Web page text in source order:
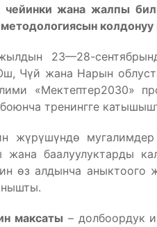
чейинки жана жалпы
методологиясын
23—28-
Чүй жана Нарын
«Мектептер2030»
тренингге
жүрүшүндө
жана баалуулуктарды
өз алдынча аныктоого
максаты – долбоордук